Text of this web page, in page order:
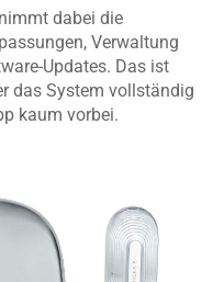
dabei die
Verwaltung
Updates. Das ist
das System vollständig
kaum vorbei.